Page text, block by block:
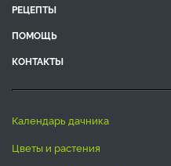
РЕЦЕПТЫ
ПОМОЩЬ
КОНТАКТЫ
календарь дачника
цветы и растения